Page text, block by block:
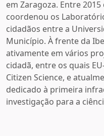
em Zaragoza. Entre 2015
coordenou os
cidadãos entre a
Município. À frente da
ativamente em vários
cidadã, entre os quais
Citizen Science, e
dedicado à primeira
investigação para a